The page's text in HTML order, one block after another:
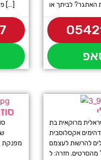
פעמי שאי אפשר לפספס הזמן עכשיו […]
מפנקת
מרוקאית בת
אקסלוסבית
להרשות לעצמם